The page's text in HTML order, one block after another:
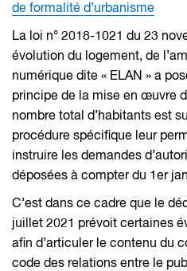
de formalité d’urbanisme
La loi n° 2018-1021 du 23
évolution du logement, de
numérique dite « ELAN » a
principe de la mise en œuvre
nombre total d’habitants est
procédure spécifique leur
instruire les demandes
déposées à compter du 1 er
C’est dans ce cadre que le
juillet 2021 prévoit certaines
afin d’articuler le contenu du
code des relations entre le